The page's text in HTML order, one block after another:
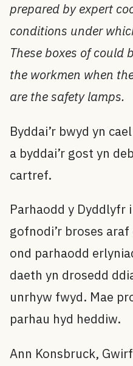
prepared by expert
conditions under
These boxes of could
the workmen when
are the safety lamps.
Byddai’r bwyd yn
a byddai’r gost yn
cartref.
Parhaodd y Dyddlyfr
gofnodi’r broses
ond parhaodd
daeth yn drosedd
unrhyw fwyd. Mae
parhau hyd heddiw.
Ann Konsbruck,